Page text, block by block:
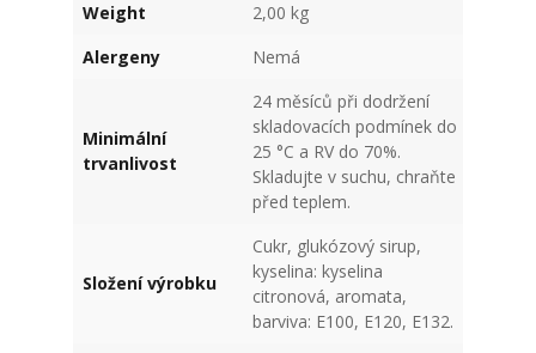
Weight
2,00 kg
Alergeny
Nemá
Minimální
trvanlivost
24 měsíců při dodržení
skladovacích podmínek do
25 °C a RV do 70%.
Skladujte v suchu, chraňte
před teplem.
Složení výrobku
Cukr, glukózový sirup,
kyselina: kyselina
citronová, aromata,
barviva: E100, E120, E132.